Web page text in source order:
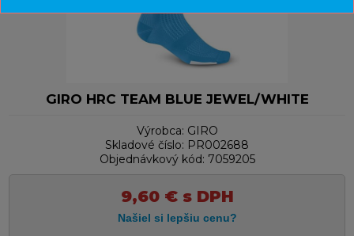
GIRO HRC TEAM BLUE JEWEL/WHITE
Výrobca: GIRO
Skladové číslo: PR002688
Objednávkový kód: 7059205
9,60 €s DPH